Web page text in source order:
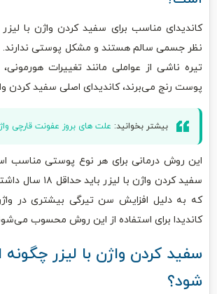
کاندیدای مناسب برای سفید کردن واژن با
نظر جسمی سالم هستند و مشکل پوستی ندارند.
تیره ناشی از عواملی مانند تغییرات
پوست رنج می‌برند، کاندیدای اصلی سفید کردن
بیشتر بخوانید: علت های بروز عفونت قارچی
این روش درمانی برای هر نوع پوستی مناسب
سفید کردن واژن با
که به دلیل افزایش سن تیرگی بیشتری در
کاندیدا برای استفاده از این روش محسوب
سفید کردن واژن با لیزر
شود؟